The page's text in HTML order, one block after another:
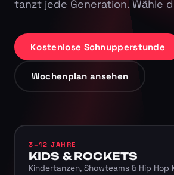
tanzt jede Generation. Wähle
Kostenlose Schnupperstunde
Wochenplan ansehen
3–12 JAHRE
KIDS & ROCKETS
Kindertanzen, Showteams & Hip Hop